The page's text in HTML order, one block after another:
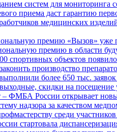
систем для мониторинга
приема даст гарантию
медицинских
премию «Вызов» уже
премию в области
спортивных объектов
производство
более 650 тыс.
скидки на посещение
ФМБА России открывает
надзора за качеством
среди
стартовала